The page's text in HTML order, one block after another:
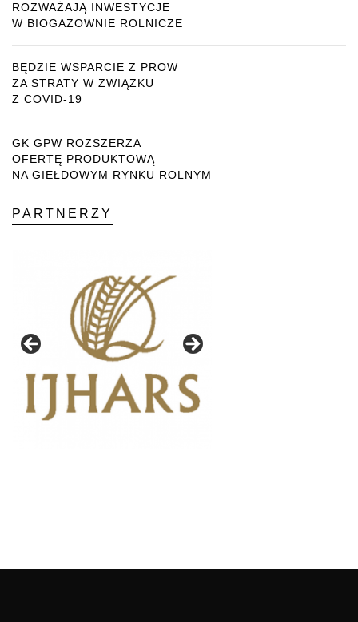
ROZWAŻAJĄ INWESTYCJE
W BIOGAZOWNIE ROLNICZE
BĘDZIE WSPARCIE Z PROW
ZA STRATY W ZWIĄZKU
Z COVID-19
GK GPW ROZSZERZA
OFERTĘ PRODUKTOWĄ
NA GIEŁDOWYM RYNKU ROLNYM
PARTNERZY